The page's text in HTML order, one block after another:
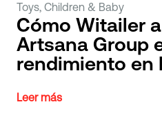
Toys, Children & Baby
Cómo Witailer
Artsana Group
rendimiento en
Leer más